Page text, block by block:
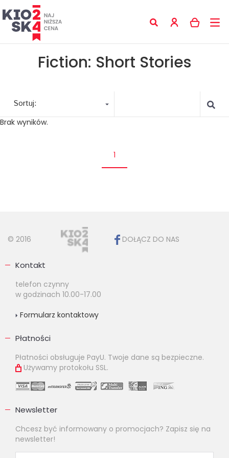
Fiction: Short Stories
Sortuj:
Brak wyników.
1
© 2016 DOŁĄCZ DO NAS
Kontakt
telefon czynny
w godzinach 10.00-17.00
Formularz kontaktowy
Płatności
Płatności obsługuje PayU. Twoje dane są bezpieczne.
Używamy protokołu SSL.
Newsletter
Chcesz być informowany o promocjach? Zapisz się na
newsletter!